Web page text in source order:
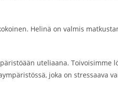
Helinä on valmis
uteliaana. Toivoisimme
joka on stressaava